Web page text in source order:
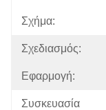
Σχήμα:
Σχεδιασμός:
Εφαρμογή:
Συσκευασία